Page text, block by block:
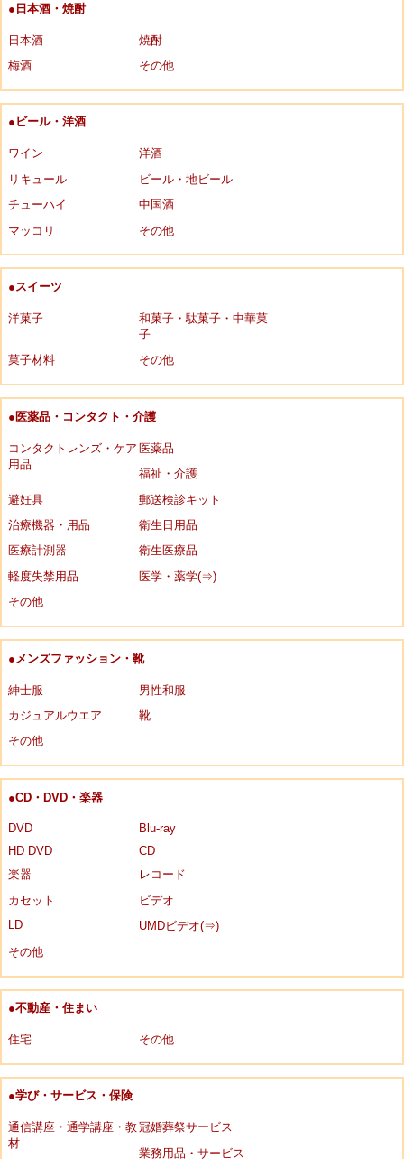
●日本酒・焼酎
日本酒
焼酎
梅酒
その他
●ビール・洋酒
ワイン
洋酒
リキュール
ビール・地ビール
チューハイ
中国酒
マッコリ
その他
●スイーツ
洋菓子
和菓子・駄菓子・中華菓
子
菓子材料
その他
●医薬品・コンタクト・介護
コンタクトレンズ・ケア
用品
医薬品
福祉・介護
避妊具
郵送検診キット
治療機器・用品
衛生日用品
医療計測器
衛生医療品
軽度失禁用品
医学・薬学(⇒)
その他
●メンズファッション・靴
紳士服
男性和服
カジュアルウエア
靴
その他
●CD・DVD・楽器
DVD
Blu-ray
HD DVD
CD
楽器
レコード
カセット
ビデオ
LD
UMDビデオ(⇒)
その他
●不動産・住まい
住宅 その他
●学び・サービス・保険
通信講座・通学講座・教
材
冠婚葬祭サービス
業務用品・サービス